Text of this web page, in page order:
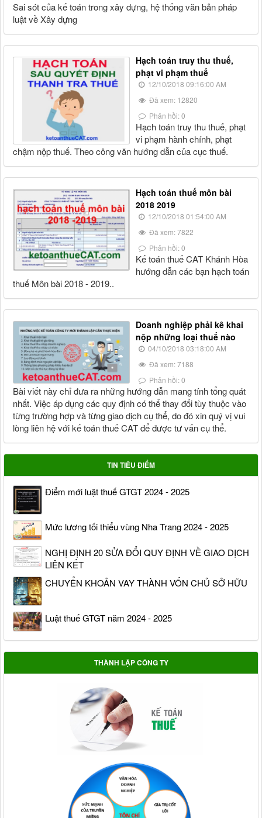
Sai sót của kế toán trong xây dựng, hệ thống văn bản pháp
luật về Xây dựng
Hạch toán truy thu thuế,
phạt vi phạm thuế
12/10/2018 09:16:00 AM
Đã xem: 12820
Phản hồi: 0
Hạch toán truy thu thuế, phạt
vi phạm hành chính, phạt
chậm nộp thuế. Theo công văn hướng dẫn của cục thuế.
Hạch toán thuế môn bài
2018 2019
12/10/2018 01:54:00 AM
Đã xem: 7822
Phản hồi: 0
Kế toán thuế CAT Khánh Hòa
hướng dẫn các bạn hạch toán
thuế Môn bài 2018 - 2019..
Doanh nghiệp phải kê khai
nộp những loại thuế nào
04/10/2018 03:18:00 AM
Đã xem: 7188
Phản hồi: 0
Bài viết này chỉ đưa ra những hướng dẫn mang tính tổng quát
nhất. Việc áp dụng các quy định có thể thay đổi tùy thuộc vào
từng trường hợp và từng giao dịch cụ thể, do đó xin quý vị vui
lòng liên hệ với kế toán thuế CAT để được tư vấn cụ thể.
TIN TIÊU ĐIỂM
Điểm mới luật thuế GTGT 2024 - 2025
Mức lương tối thiểu vùng Nha Trang 2024 - 2025
NGHỊ ĐỊNH 20 SỬA ĐỔI QUY ĐỊNH VỀ GIAO DỊCH
LIÊN KẾT
CHUYỂN KHOẢN VAY THÀNH VỐN CHỦ SỞ HỮU
Luật thuế GTGT năm 2024 - 2025
THÀNH LẬP CÔNG TY